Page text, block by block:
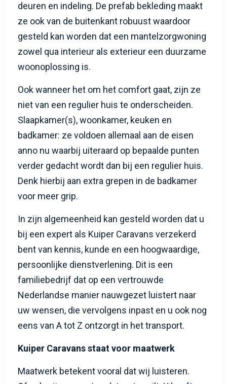
deuren en indeling. De prefab bekleding maakt
ze ook van de buitenkant robuust waardoor
gesteld kan worden dat een mantelzorgwoning
zowel qua interieur als exterieur een duurzame
woonoplossing is.
Ook wanneer het om het comfort gaat, zijn ze
niet van een regulier huis te onderscheiden.
Slaapkamer(s), woonkamer, keuken en
badkamer: ze voldoen allemaal aan de eisen
anno nu waarbij uiteraard op bepaalde punten
verder gedacht wordt dan bij een regulier huis.
Denk hierbij aan extra grepen in de badkamer
voor meer grip.
In zijn algemeenheid kan gesteld worden dat u
bij een expert als Kuiper Caravans verzekerd
bent van kennis, kunde en een hoogwaardige,
persoonlijke dienstverlening. Dit is een
familiebedrijf dat op een vertrouwde
Nederlandse manier nauwgezet luistert naar
uw wensen, die vervolgens inpast en u ook nog
eens van A tot Z ontzorgt in het transport.
Kuiper Caravans staat voor maatwerk
Maatwerk betekent vooral dat wij luisteren.